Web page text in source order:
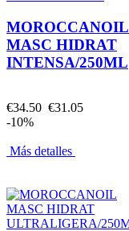
MOROCCANOIL
MASC HIDRAT
INTENSA/250ML
€34.50 €31.05
-10%
Más detalles